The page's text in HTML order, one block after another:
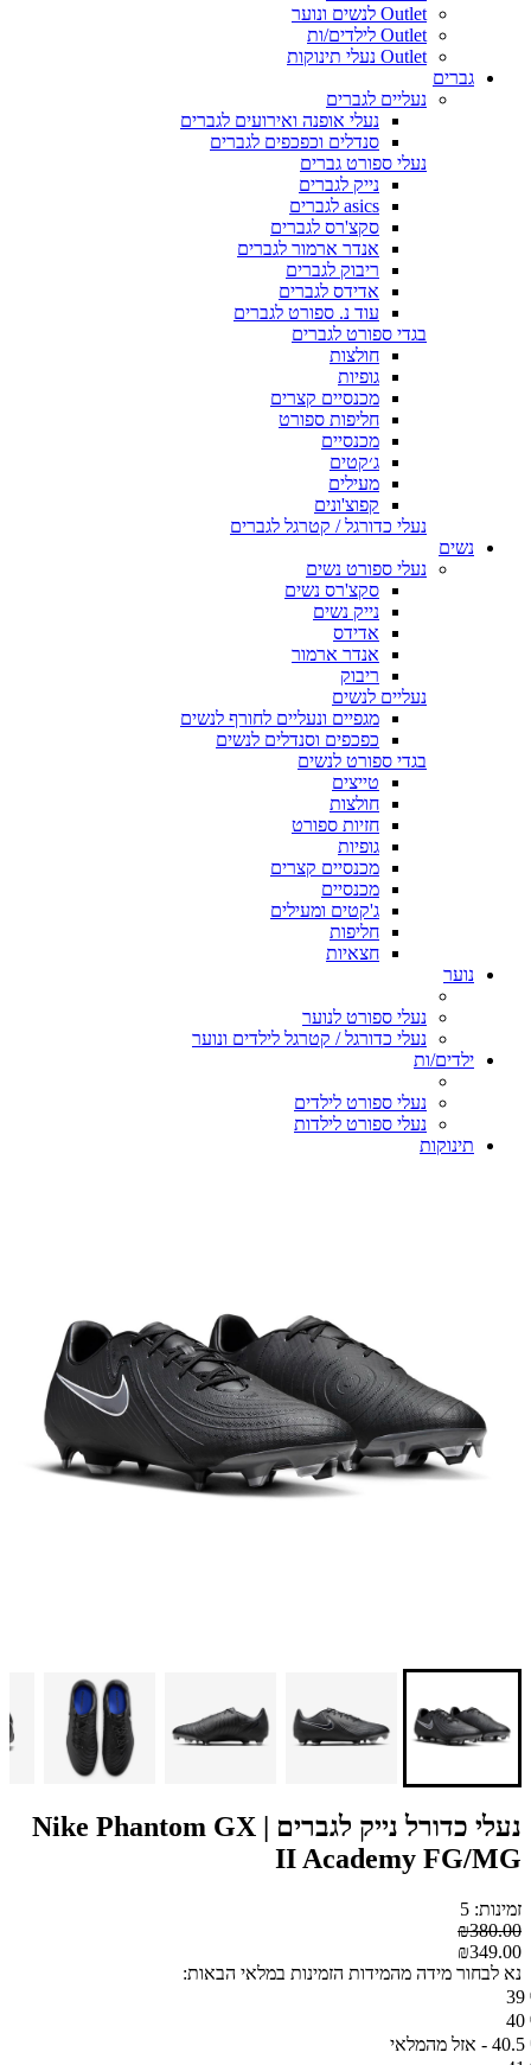
Outlet לנשים ונוער
Outlet לילדים/ות
Outlet נעלי תינוקות
גברים
נעליים לגברים
נעלי אופנה ואירועים לגברים
סנדלים וכפכפים לגברים
נעלי ספורט גברים
נייק לגברים
asics לגברים
סקצ'רס לגברים
אנדר ארמור לגברים
ריבוק לגברים
אדידס לגברים
עוד נ. ספורט לגברים
בגדי ספורט לגברים
חולצות
גופיות
מכנסיים קצרים
חליפות ספורט
מכנסיים
ג׳קטים
מעילים
קפוצ'ונים
נעלי כדורגל / קטרגל לגברים
נשים
נעלי ספורט נשים
סקצ'רס נשים
נייק נשים
אדידס
אנדר ארמור
ריבוק
נעליים לנשים
מגפיים ונעליים לחורף לנשים
כפכפים וסנדלים לנשים
בגדי ספורט לנשים
טייצים
חולצות
חזיות ספורט
גופיות
מכנסיים קצרים
מכנסיים
ג'קטים ומעילים
חליפות
חצאיות
נוער
נעלי ספורט לנוער
נעלי כדורגל / קטרגל לילדים ונוער
ילדים/ות
נעלי ספורט לילדים
נעלי ספורט לילדות
תינוקות
נעלי כדורל נייק לגברים | Nike Phantom GX
II Academy FG/MG
זמינות: 5
₪380.00
₪349.00
נא לבחור מידה מהמידות הזמינות במלאי הבאות:
39
40
40.5 - אזל מהמלאי